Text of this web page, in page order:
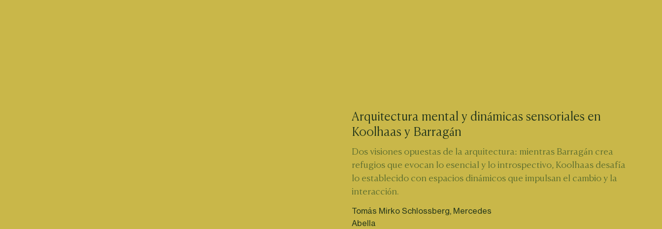
Arquitectura mental y dinámicas sensoriales en
Koolhaas y Barragán
Dos visiones opuestas de la arquitectura: mientras Barragán crea
refugios que evocan lo esencial y lo introspectivo, Koolhaas desafía
lo establecido con espacios dinámicos que impulsan el cambio y la
interacción.
Tomás Mirko Schlossberg, Mercedes
Abella